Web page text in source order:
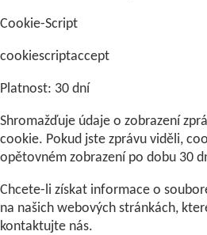
Cookie-Script
cookiescriptaccept
Platnost: 30 dní
Shromažďuje údaje o zobrazení
cookie. Pokud jste zprávu viděli,
opětovném zobrazení po dobu 30
Chcete-li získat informace o
na našich webových stránkách,
kontaktujte nás.